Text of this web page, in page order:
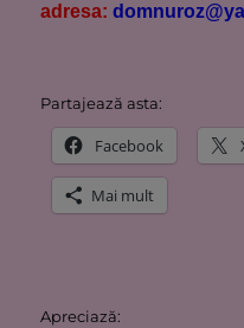
adresa:
Partajează asta:
Facebook
Mai mult
Apreciază: